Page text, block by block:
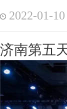
2022-01-
济南第五